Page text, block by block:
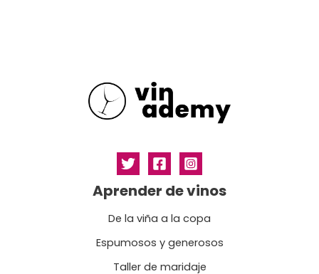
Aprender de vinos
De la viña a la copa
Espumosos y generosos
Taller de maridaje